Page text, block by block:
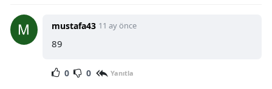
mustafa43 11 ay önce
89
0 0 Yanıtla